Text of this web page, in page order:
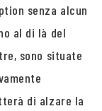
senza alcun
al di là del
sono situate
di alzare la